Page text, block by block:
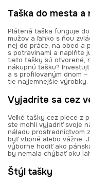
Taška do mesta a
Plátená taška funguje
mužov a ľahko s ňou
nej do práce, na obed a
s potravinami a naplňte
tieto tašky sú otvorené,
nákupnú tašku?
a s profilovaným dnom
tie najjemnejšie výrobky.
Vyjadrite sa cez
Veľké tašky cez plece z
ste mohli vyjadriť svoje
náladu prostredníctvom
byť vtipné alebo vážne.
výborne hodiť ako
by nemala chýbať oku
Štýl tašky